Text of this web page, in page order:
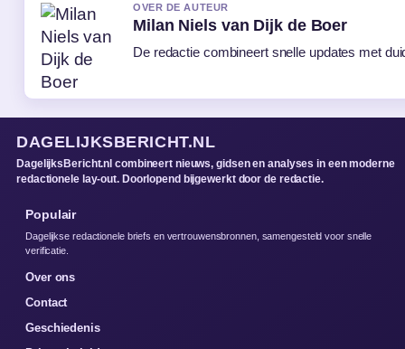
OVER DE AUTEUR
Milan Niels van Dijk de Boer
De redactie combineert snelle updates met
DAGELIJKSBERICHT.NL
DagelijksBericht.nl combineert nieuws, gidsen en analyses in een moderne
redactionele lay-out. Doorlopend bijgewerkt door de redactie.
Populair
Dagelijkse redactionele briefs en vertrouwensbronnen, samengesteld voor snelle
verificatie.
Over ons
Contact
Geschiedenis